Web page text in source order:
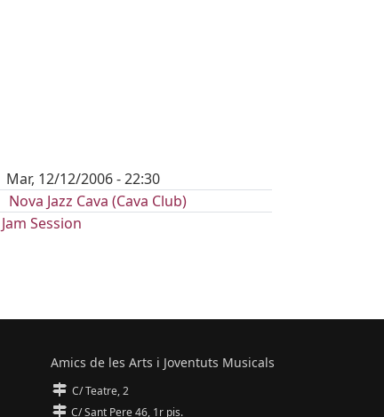
Mar, 12/12/2006 - 22:30
Nova Jazz Cava (Cava Club)
Jam Session
Amics de les Arts i Joventuts Musicals
C/ Teatre, 2
C/ Sant Pere 46, 1r pis.